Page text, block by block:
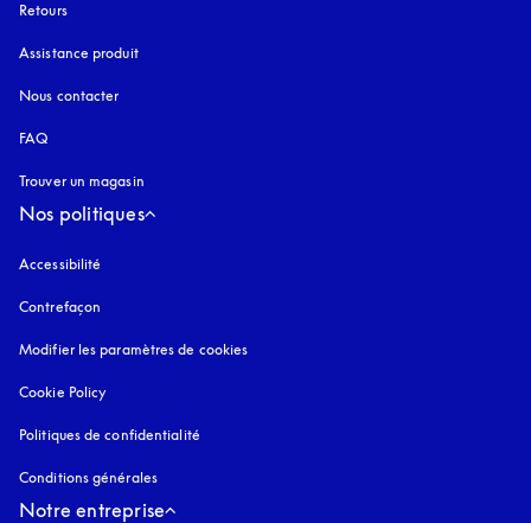
Retours
Assistance produit
Nous contacter
FAQ
Trouver un magasin
Nos politiques
Accessibilité
Contrefaçon
Modifier les paramètres de cookies
Cookie Policy
Politiques de confidentialité
Conditions générales
Notre entreprise